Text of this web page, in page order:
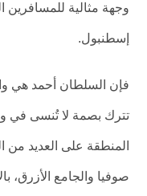
وجهة مثالية
إسطنبول.
فإن السلطان أحمد هي
تترك بصمة لا تُنسى في
المنطقة على العديد من
صوفيا والجامع الأزرق،